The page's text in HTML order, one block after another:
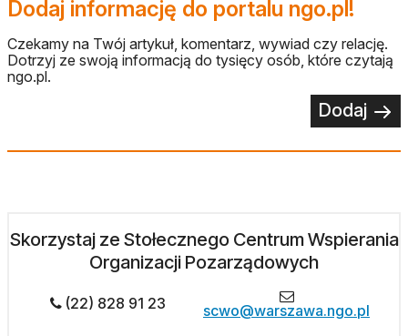
Dodaj informację do portalu ngo.pl!
Czekamy na Twój artykuł, komentarz, wywiad czy relację.
Dotrzyj ze swoją informacją do tysięcy osób, które czytają
ngo.pl.
Dodaj
Skorzystaj ze Stołecznego Centrum Wspierania
Organizacji Pozarządowych
(22) 828 91 23 scwo@warszawa.ngo.pl